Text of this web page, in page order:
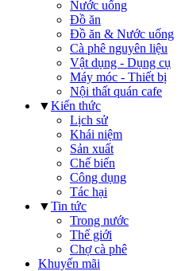
Nước uống
Đồ ăn
Đồ ăn & Nước uống
Cà phê nguyên liệu
Vật dụng - Dụng cụ
Máy móc - Thiết bị
Nội thất quán cafe
▼Kiến thức
Lịch sử
Khái niệm
Sản xuất
Chế biến
Công dụng
Tác hại
▼Tin tức
Trong nước
Thế giới
Chợ cà phê
Khuyến mãi